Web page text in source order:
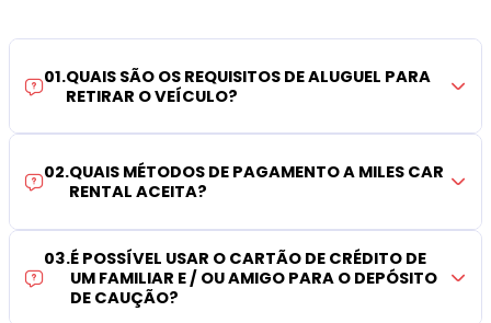
01.QUAIS SÃO OS REQUISITOS DE ALUGUEL PARA
RETIRAR O VEÍCULO?
02.QUAIS MÉTODOS DE PAGAMENTO A MILES CAR
RENTAL ACEITA?
03.É POSSÍVEL USAR O CARTÃO DE CRÉDITO DE
UM FAMILIAR E / OU AMIGO PARA O DEPÓSITO
DE CAUÇÃO?